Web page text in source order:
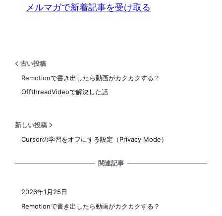
メルマガで新着記事を受け取る
古い投稿
Remotionで書き出したら動画がカクカクする？
OffthreadVideoで解決した話
新しい投稿
Cursorの学習をオフにする設定（Privacy Mode）
関連記事
Remotionで書き出したら動画がカクカクする？
2026年1月25日